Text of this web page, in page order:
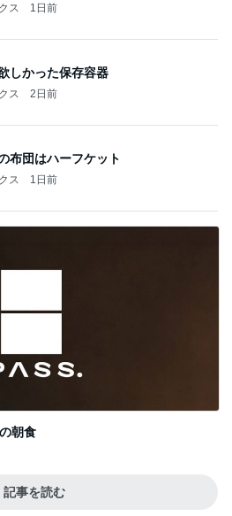
ス 1日前
しかった保存容器
ス 2日前
布団はハーフケット
ス 1日前
朝食
記事を読む